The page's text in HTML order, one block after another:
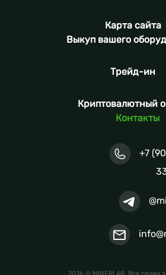
Карта сайта
Выкуп вашего
Трейд-ин
Криптовалютный
Контакты
+7